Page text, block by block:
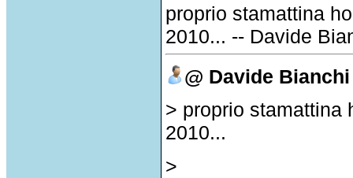
proprio stamattina
2010... -- Davide
@ Davide Bianchi
> proprio stamattina
2010...
>